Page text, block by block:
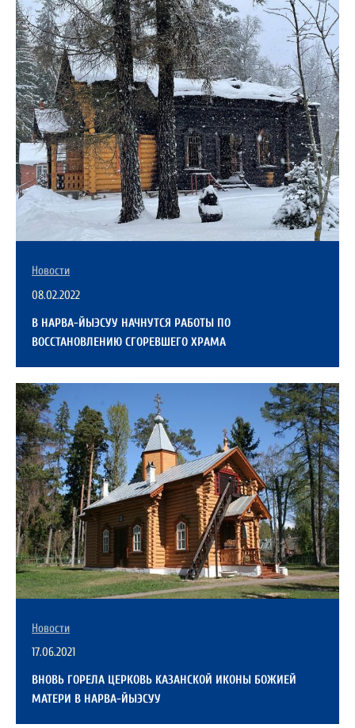
Новости
08.02.2022
В НАРВА-ЙЫЭСУУ НАЧНУТСЯ РАБОТЫ ПО
ВОССТАНОВЛЕНИЮ СГОРЕВШЕГО ХРАМА
Новости
17.06.2021
ВНОВЬ ГОРЕЛА ЦЕРКОВЬ КАЗАНСКОЙ ИКОНЫ БОЖИЕЙ
МАТЕРИ В НАРВА-ЙЫЭСУУ